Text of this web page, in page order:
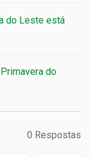
do Leste está
do
0 Respostas